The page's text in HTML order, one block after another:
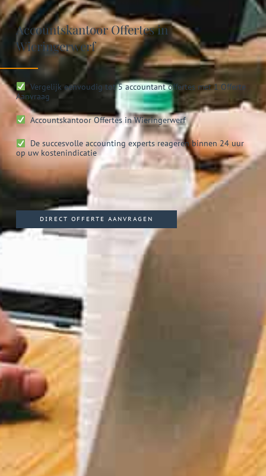
Accountskantoor Offertes in
Wieringerwerf
Vergelijk eenvoudig tot 5 accountant offertes met 1 Offerte
Aanvraag
AccountskantoorOffertes in Wieringerwerf
De succesvolle accounting experts reageren binnen 24 uur
op uw kostenindicatie
DIRECT OFFERTE AANVRAGEN